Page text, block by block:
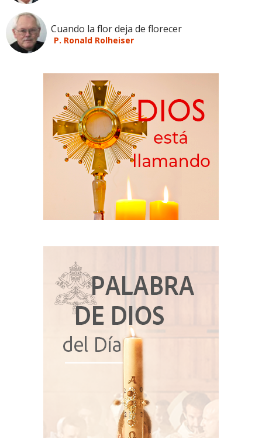
Cuando la flor deja de florecer
P. Ronald Rolheiser